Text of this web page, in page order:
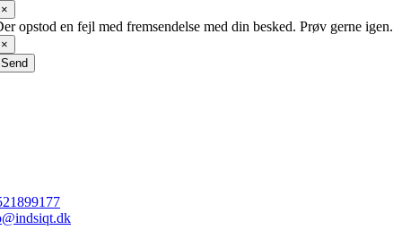
×
opstod en fejl med fremsendelse med din besked. Prøv gerne igen.
×
Send